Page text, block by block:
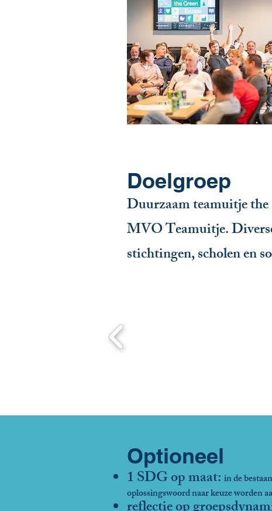
Doelgroep
Duurzaam teamuitje the
MVO Teamuitje.
stichtingen, scholen en
Optioneel
1 SDG op maat: in de
oplossingswoord naar keuzeworden